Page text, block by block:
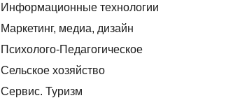
Информационные технологии
Маркетинг, медиа, дизайн
Психолого-Педагогическое
Сельское хозяйство
Сервис. Туризм